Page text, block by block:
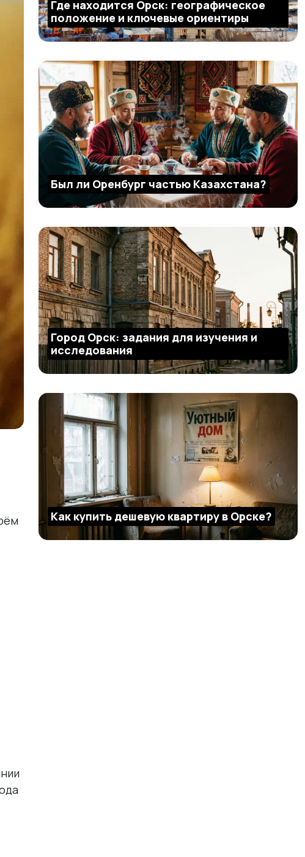
Где находится Орск: географическое
положение и ключевые ориентиры
Был ли Оренбург частью Казахстана?
Город Орск: задания для изучения и
исследования
Как купить дешевую квартиру в Орске?